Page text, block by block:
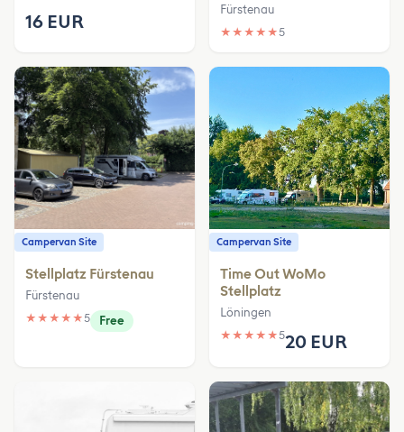
16 EUR
Fürstenau
★ ★ ★ ★ ★5
Campervan Site
Stellplatz Fürstenau
Fürstenau
★ ★ ★ ★ ★5 Free
Campervan Site
Time Out WoMo
Stellplatz
Löningen
★ ★ ★ ★ ★520 EUR